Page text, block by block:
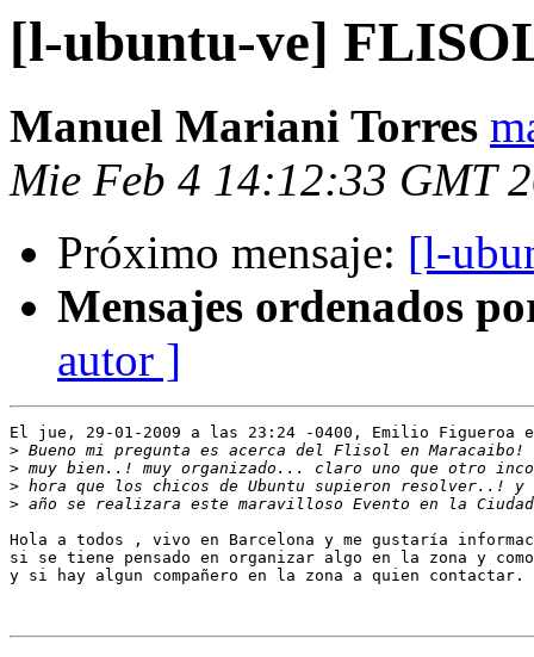
[l-ubuntu-ve]
Manuel Mariani Torres
Mie Feb 4 14:12:33 GMT
Próximo mensaje: [l-
Mensajes ordenados
autor ]
El jue, 29-01-2009 a las 23:24 -0400, Emilio Figueroa
>
>
>
>
Hola a todos , vivo en Barcelona y me gustaría
si se tiene pensado en organizar algo en la zona y
y si hay algun compañero en la zona a quien contactar.